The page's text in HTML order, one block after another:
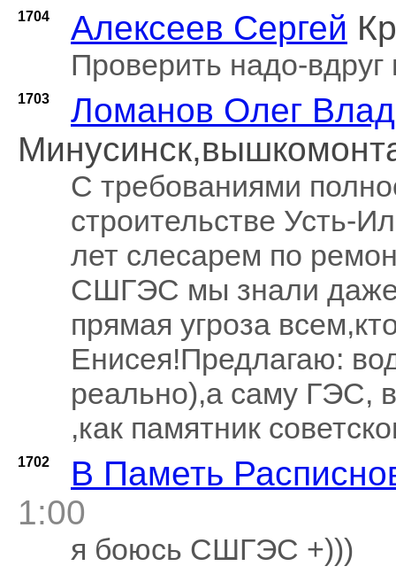
1704 Алексеев Сергей
Проверить надо-вдруг
1703
Ломанов Олег
С требованиями
строительстве Усть-
лет слесарем по
СШГЭС мы знали даже
прямая угроза
Енисея!Предлагаю:
реально),а саму ГЭС,
,как памятник
1702
В Паметь
1:00
я боюсь СШГЭС +)))